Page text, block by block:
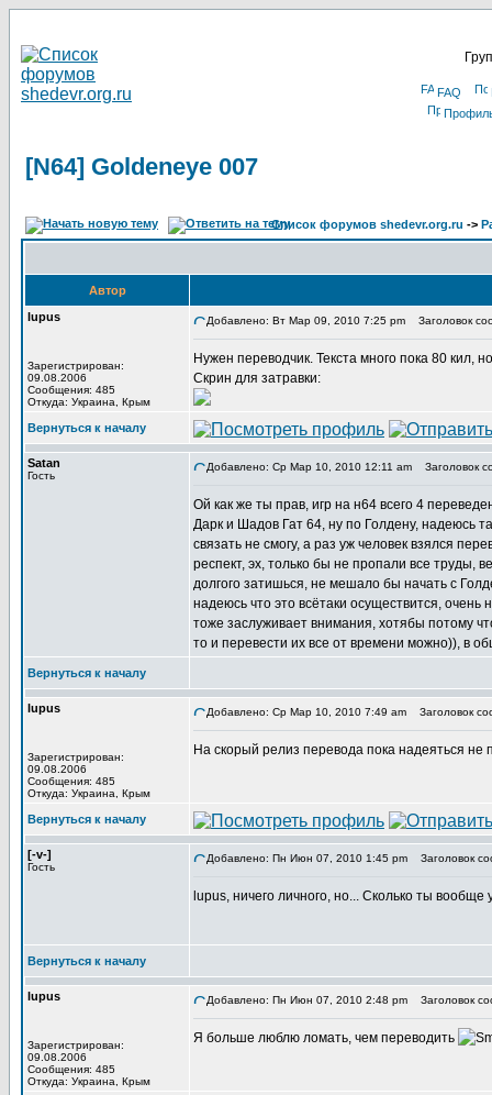
FAQ
[N64] Goldeneye 007
Список форумов shedevr.org.ru ->
Автор
lupus
Зарегистрирован:
09.08.2006
Сообщения: 485
Откуда: Украина, Крым
Добавлено: Вт Мар 09, 2010 7:25 pm Заголовок
Нужен переводчик. Текста много пока 80 кил,
Скрин для затравки:
Вернуться к началу
Satan
Гость
Добавлено: Ср Мар 10, 2010 12:11 am Заголовок
Ой как же ты прав, игр на н64 всего 4
Дарк и Шадов Гат 64, ну по Голдену, надеюсь
связать не смогу, а раз уж человек взялся
респект, эх, только бы не пропали все труды,
долгого затишься, не мешало бы начать с
надеюсь что это всётаки осуществится,
тоже заслуживает внимания, хотябы потому
то и перевести их все от времени можно)), в
Вернуться к началу
lupus
Зарегистрирован:
09.08.2006
Сообщения: 485
Откуда: Украина, Крым
Добавлено: Ср Мар 10, 2010 7:49 am Заголовок
На скорый релиз перевода пока надеяться не
Вернуться к началу
[-v-]
Гость
Добавлено: Пн Июн 07, 2010 1:45 pm Заголовок
lupus, ничего личного, но... Сколько ты
Вернуться к началу
lupus
Зарегистрирован:
09.08.2006
Сообщения: 485
Откуда: Украина, Крым
Добавлено: Пн Июн 07, 2010 2:48 pm Заголовок
Я больше люблю ломать, чем переводить